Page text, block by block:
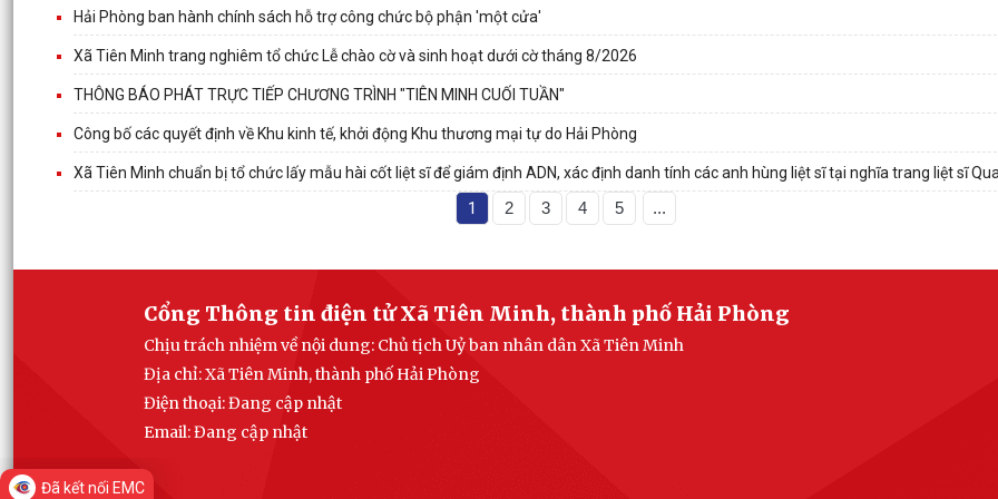
Hải Phòng ban hành chính sách hỗ trợ công chức bộ phận 'một cửa'
Xã Tiên Minh trang nghiêm tổ chức Lễ chào cờ và sinh hoạt dưới cờ tháng 8/2026
THÔNG BÁO PHÁT TRỰC TIẾP CHƯƠNG TRÌNH "TIÊN MINH CUỐI TUẦN"
Công bố các quyết định về Khu kinh tế, khởi động Khu thương mại tự do Hải Phòng
Xã Tiên Minh chuẩn bị tổ chức lấy mẫu hài cốt liệt sĩ để giám định ADN, xác định danh tính các anh hùng liệt sĩ tại nghĩa trang liệt sĩ
1 2 3 4 5 ...
Cổng Thông tin điện tử Xã Tiên Minh, thành phố Hải Phòng
Chịu trách nhiệm về nội dung: Chủ tịch Uỷ ban nhân dân Xã Tiên Minh
Địa chỉ: Xã Tiên Minh, thành phố Hải Phòng
Điện thoại: Đang cập nhật
Email:Đang cập nhật
Đã kết nối EMC